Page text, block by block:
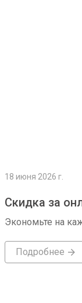
18 июня 2026 г.
Скидка за
Экономьте на
Подробнее